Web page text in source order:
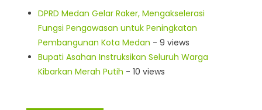
DPRD Medan Gelar Raker, Mengakselerasi
Fungsi Pengawasan untuk Peningkatan
Pembangunan Kota Medan - 9 views
Bupati Asahan Instruksikan Seluruh Warga
Kibarkan Merah Putih - 10 views